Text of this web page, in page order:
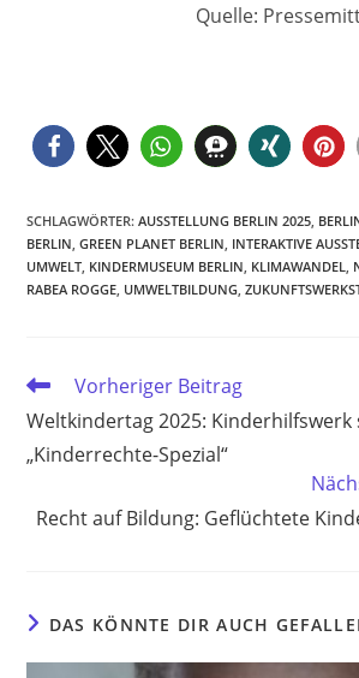
Quelle:
SCHLAGWÖRTER:AUSSTELLUNG BERLIN 2025
BERLIN GREEN PLANET BERLIN INTERAKTIVE
UMWELT KINDERMUSEUM BERLIN KLIMAWANDEL
RABEA ROGGE UMWELTBILDUNG
Weitere
ansehen
Vorheriger Beitrag
Weltkindertag 2025:
„Kinderrechte-Spezial“
Recht auf Bildung: Geflüchtete
DAS KÖNNTE DIR AUCH